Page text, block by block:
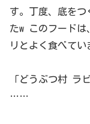
す。丁度、底をつ
たw このフード
リとよく食べてい
「どうぶつ村 ラ
……